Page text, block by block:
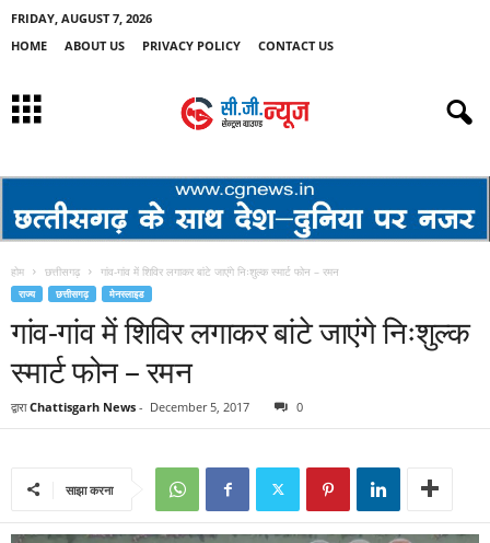
FRIDAY, AUGUST 7, 2026
HOME
ABOUT US PRIVACY POLICY CONTACT US
होम छत्तीसगढ़ गांव-गांव में शिविर लगाकर बांटे जाएंगे निःशुल्क स्मार्ट फोन – रमन
राज्य छत्तीसगढ़ मेनस्लाइड
गांव-गांव में शिविर लगाकर बांटे जाएंगे निःशुल्क
स्मार्ट फोन – रमन
द्वारा Chattisgarh News - December 5, 2017 0
साझा करना